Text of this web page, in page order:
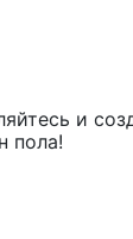
и
пола!